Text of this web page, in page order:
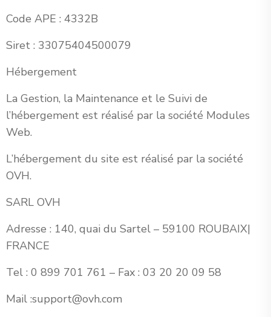
Code APE : 4332B
Siret : 33075404500079
Hébergement
La Gestion, la Maintenance et le Suivi de
l’hébergement est réalisé par la société Modules
Web.
L’hébergement du site est réalisé par la société
OVH.
SARL OVH
Adresse : 140, quai du Sartel – 59100 ROUBAIX|
FRANCE
Tel : 0 899 701 761 – Fax : 03 20 20 09 58
Mail :support@ovh.com